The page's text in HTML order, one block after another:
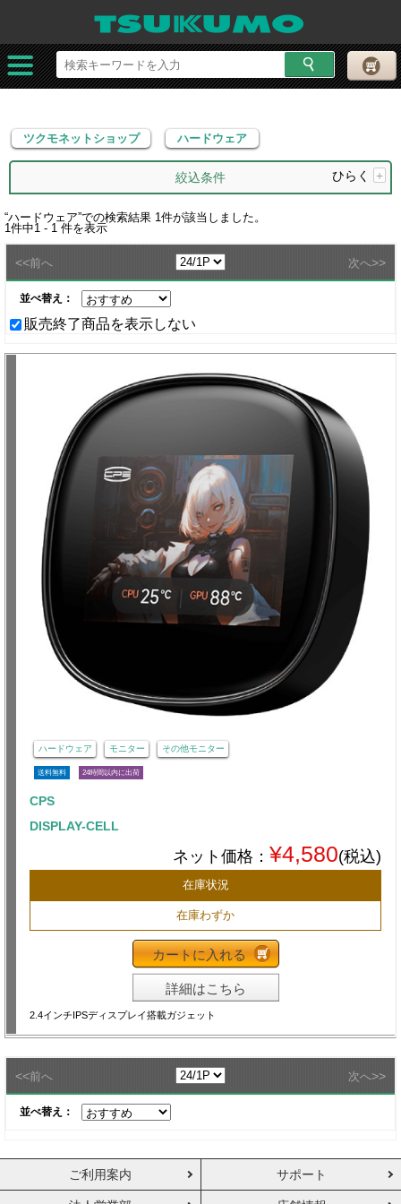
ツクモネットショップ ハードウェア
ツクモネットショップ ハードウェア
絞込条件 ひらく +
“ハードウェア”での検索結果 1件が該当しました。
1件中1 - 1 件を表示
<<前へ 次へ>>
並べ替え：
販売終了商品を表示しない
ハードウェア モニター その他モニター
送料無料 24時間以内に出荷
CPS
DISPLAY-CELL
ネット価格： ¥4,580(税込)
在庫状況
在庫わずか
カートに入れる
詳細はこちら
2.4インチIPSディスプレイ搭載ガジェット
<<前へ 次へ>>
並べ替え：
ご利用案内 サポート